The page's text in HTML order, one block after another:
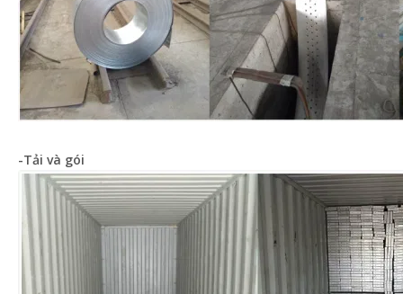
-Tải và gói